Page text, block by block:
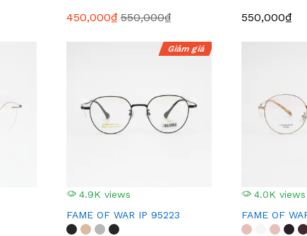
450,000₫550,000₫ 550,000₫
4.9K views
Giảm giá
FAME OF WAR IP 95223
4.0K views
FAME OF